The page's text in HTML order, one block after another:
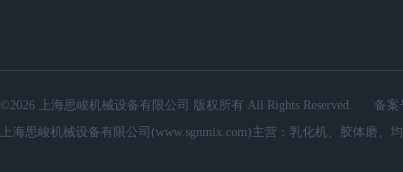
©2026 上海思峻机械设备有限公司 版权所有 All Rights Reserved.
备案
上海思峻机械设备有限公司(www.sgnmix.com)主营：乳化机、胶体磨